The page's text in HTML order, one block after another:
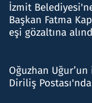
İzmit
Başkan Fatma
eşi gözaltına
Oğuzhan
Diriliş